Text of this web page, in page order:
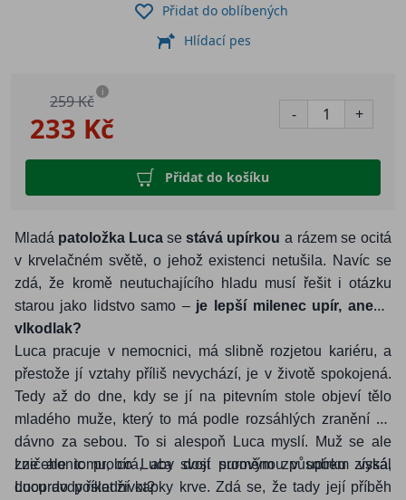
233 Kč
259 Kč i
- +
Přidat do košíku
Přidat do oblíbených
Hlídací pes
Mladá patoložka Luca se stává upírkou a rázem se ocitá
v krvelačném světě, o jehož existenci netušila. Navíc se
zdá, že kromě neutuchajícího hladu musí řešit i otázku
starou jako lidstvo samo – je lepší milenec upír, anebo
vlkodlak?
Luca pracuje v nemocnici, má slibně rozjetou kariéru, a
přestože jí vztahy příliš nevychází, je v životě spokojená.
Tedy až do dne, kdy se jí na pitevním stole objeví tělo
mladého muže, který to má podle rozsáhlých zranění už
dávno za sebou. To si alespoň Luca myslí. Muž se ale
zničehonic probírá, aby dost surovým způsobem vysál
Lucu do poslední kapky krve. Zdá se, že tady její příběh
Lze ale tomu, co Luca svojí proměnou v upírku získá,
doopravdy říkat život?